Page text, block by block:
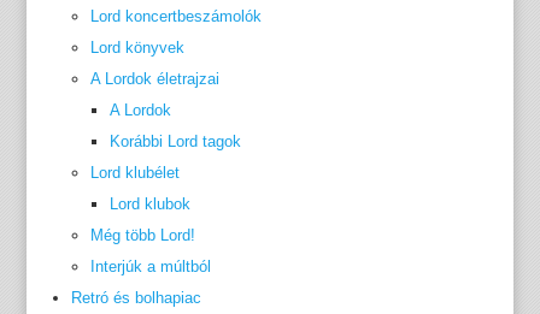
Lord koncertbeszámolók
Lord könyvek
A Lordok életrajzai
A Lordok
Korábbi Lord tagok
Lord klubélet
Lord klubok
Még több Lord!
Interjúk a múltból
Retró és bolhapiac